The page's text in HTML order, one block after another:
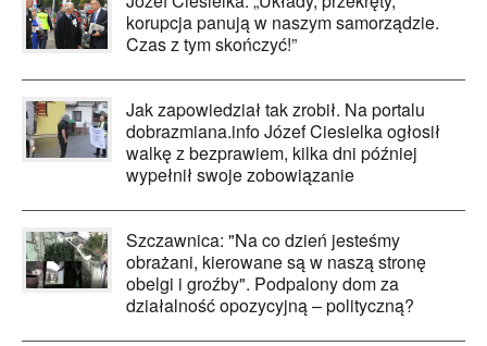
korupcja panują w naszym samorządzie.
Czas z tym skończyć!”
Jak zapowiedział tak zrobił. Na portalu
dobrazmiana.info Józef Ciesielka ogłosił
walkę z bezprawiem, kilka dni później
wypełnił swoje zobowiązanie
Szczawnica: "Na co dzień jesteśmy
obrażani, kierowane są w naszą stronę
obelgi i groźby". Podpalony dom za
działalność opozycyjną – polityczną?